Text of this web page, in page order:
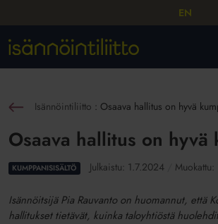
EN
Isännöintiliitto : Osaava hallitus on hyvä
Osaava hallitus on hyvä
KUMPPANISISÄLTÖ Julkaistu: 1.7.2024 Muokattu:
Isännöitsijä Pia Rauvanto on huomannut, että
hallitukset tietävät, kuinka taloyhtiöstä